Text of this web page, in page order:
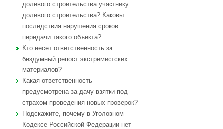
долевого строительства участнику
долевого строительства? Каковы
последствия нарушения сроков
передачи такого объекта?
Кто несет ответственность за
бездумный репост экстремистских
материалов?
Какая ответственность
предусмотрена за дачу взятки под
страхом проведения новых проверок?
Подскажите, почему в Уголовном
Кодексе Российской Федерации нет